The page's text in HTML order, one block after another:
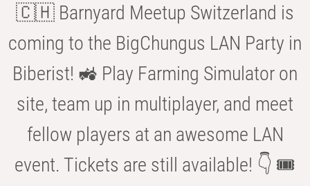
🇨🇭 Barnyard Meetup Switzerland is
coming to the BigChungus LAN Party in
Biberist! 🚜 Play Farming Simulator on
site, team up in multiplayer, and meet
fellow players at an awesome LAN
event. Tickets are still available! 👇 🎟️